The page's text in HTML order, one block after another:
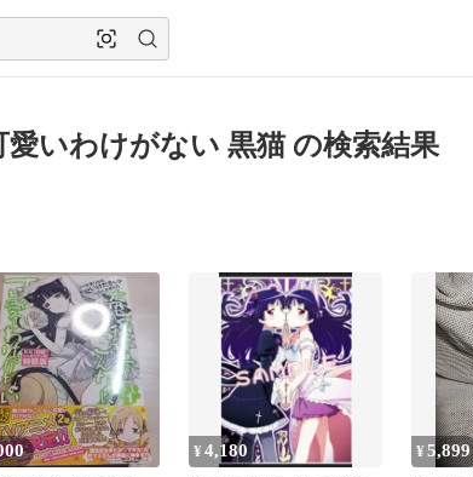
いわけがない 黒猫 の検索結果
¥4,180 ¥5,899